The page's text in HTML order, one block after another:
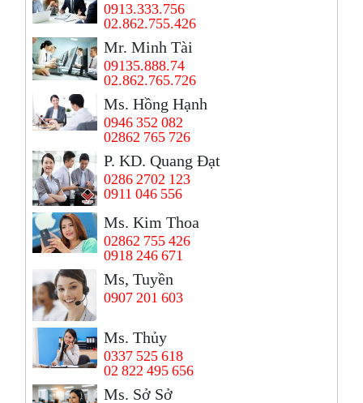
0913.333.756
02.862.755.426
Mr. Minh Tài
09135.888.74
02.862.765.726
Ms. Hồng Hạnh
0946 352 082
02862 765 726
P. KD. Quang Đạt
0286 2702 123
0911 046 556
Ms. Kim Thoa
02862 755 426
0918 246 671
Ms, Tuyền
0907 201 603
Ms. Thủy
0337 525 618
02 822 495 656
Ms. Sở Sở